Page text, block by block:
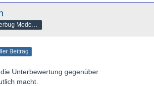
Beitrag
Unterbewertung gegenüber
macht.